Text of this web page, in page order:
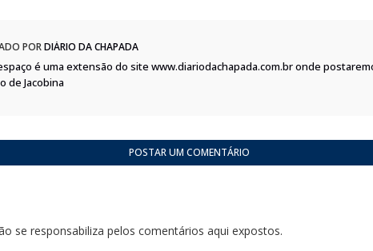
PORDIÁRIO DA CHAPADA
é uma extensão do site www.diariodachapada.com.br onde
de Jacobina
POSTAR UM COMENTÁRIO
se responsabiliza pelos comentários aqui expostos.